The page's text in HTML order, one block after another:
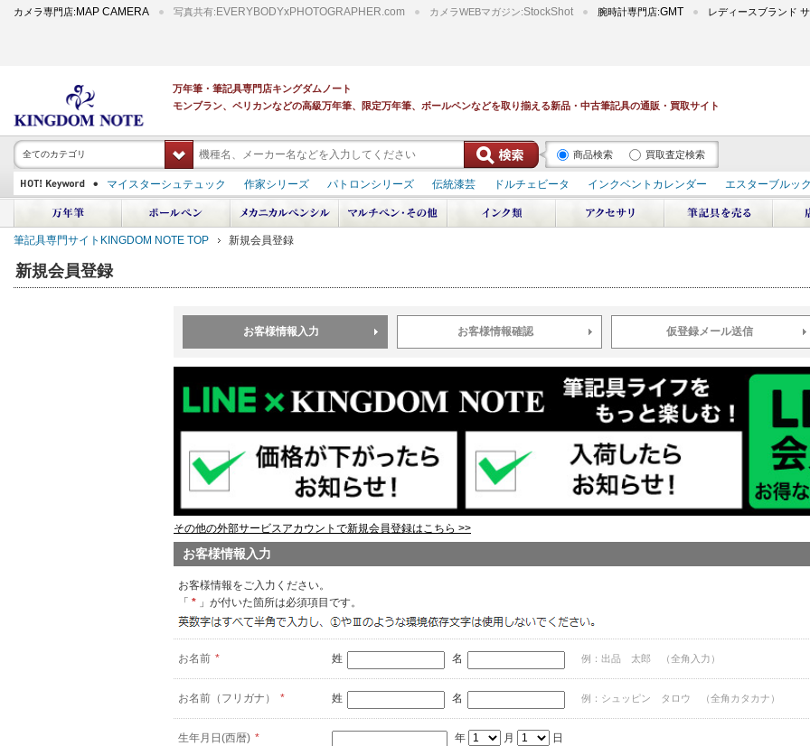
カメラ専門店: MAP CAMERA 写真共有: EVERYBODYxPHOTOGRAPHER.com カメラWEBマガジン:StockShot 腕時計専門店:GMT レディースブランド
万年筆・筆記具専門店キングダムノート
モンブラン、ペリカンなどの高級万年筆、限定万年筆、ボールペンなどを取り揃える新品・中古筆記具の通販・買取サイト
全てのカテゴリ 商品検索 買取査定検索
マイスターシュテュック 作家シリーズ パトロンシリーズ 伝統漆芸 ドルチェビータ インクベントカレンダー エスターブルック
スーベレーン
PILOT 蒔絵 ダイアミン ボトルインク デュポン スペース オデッセイ 輪島屋善仁 深海 エテルニタ･アヴァンティ
中屋万年筆
プラチナ 出雲 キングダムノート別注 アルマンドシモーニクラブ ペリカン オーシャンスワール 源氏物語 作家シリーズ パトロンシリ
筆記具専門サイトKINGDOM NOTE TOP 新規会員登録
新規会員登録
お客様情報入力 お客様情報確認 仮登録メール送信
その他の外部サービスアカウントで新規会員登録はこちら >>
お客様情報入力
お客様情報をご入力ください。
「 * 」が付いた箇所は必須項目です。
お名前 * 姓 名 例：出品 太郎 （全角入力）
お名前（フリガナ） * 姓 名 例：シュッピン タロウ （全角カタカナ）
生年月日(西暦) * 年 月 日